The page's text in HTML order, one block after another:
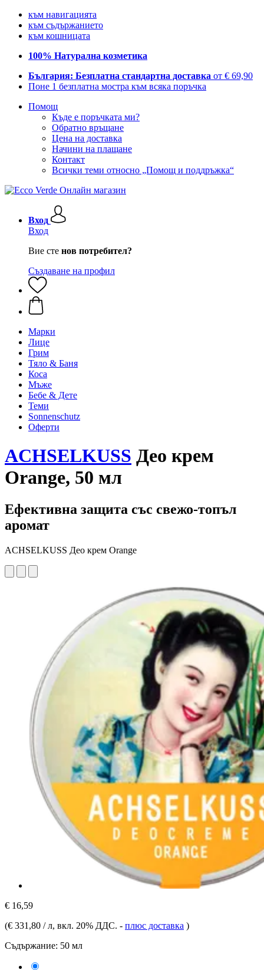
към навигацията
към съдържанието
към кошницата
100% Натурална козметика
България: Безплатна стандартна доставка от € 69,90
Поне 1 безплатна мостра към всяка поръчка
Помощ
Къде е поръчката ми?
Обратно връщане
Цена на доставка
Начини на плащане
Контакт
Всички теми относно „Помощ и поддръжка“
Вход
Вход
Вие сте нов потребител?
Създаване на профил
Марки
Лице
Грим
Тяло & Баня
Коса
Мъже
Бебе & Дете
Теми
Sonnenschutz
Оферти
ACHSELKUSS Део крем
Orange, 50 мл
Ефективна защита със свежо-топъл
аромат
ACHSELKUSS Део крем Orange
€ 16,59
(€ 331,80 / л, вкл. 20% ДДС. - плюс доставка )
Съдържание: 50 мл